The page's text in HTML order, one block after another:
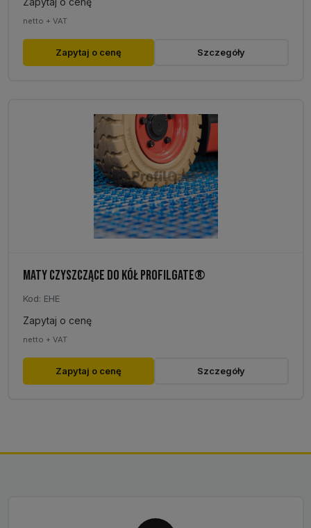
netto + VAT
Zapytaj o cenę Szczegóły
MATY CZYSZCZĄCE DO KÓŁ PROFILGATE®
Kod: EHE
Zapytaj o cenę
netto + VAT
Zapytaj o cenę Szczegóły